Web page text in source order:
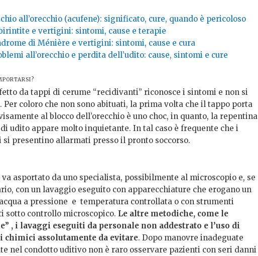
all’orecchio (acufene): significato, cure, quando è pericoloso
e vertigini: sintomi, cause e terapie
di Ménière e vertigini: sintomi, cause e cura
all’orecchio e perdita dell’udito: cause, sintomi e cure
da tappi di cerume “recidivanti” riconosce i sintomi e non si
Per coloro che non sono abituati, la prima volta che il tappo porta
al blocco dell’orecchio è uno choc, in quanto, la repentina
udito appare molto inquietante. In tal caso è frequente che i
si presentino allarmati presso il pronto soccorso.
asportato da uno specialista, possibilmente al microscopio e, se
con un lavaggio eseguito con apparecchiature che erogano un
a pressione e temperatura controllata o con strumenti
sotto controllo microscopico. Le altre metodiche, come le
, i lavaggi eseguiti da personale non addestrato e l’uso di
chimici assolutamente da evitare. Dopo manovre inadeguate
nel condotto uditivo non è raro osservare pazienti con seri danni